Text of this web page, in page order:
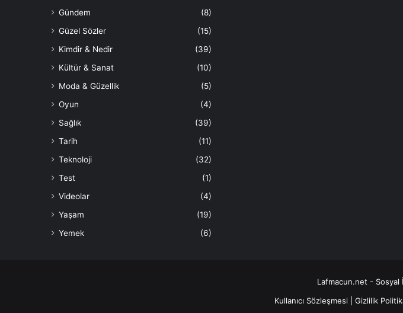
Gündem
(8)
Güzel Sözler
(15)
Kimdir & Nedir
(39)
Kültür & Sanat
(10)
Moda & Güzellik
(5)
Oyun
(4)
Sağlık
(39)
Tarih
(11)
Teknoloji
(32)
Test
(1)
Videolar
(4)
Yaşam
(19)
Yemek
(6)
Lafmacun.net - Sosyal
Kullanıcı Sözleşmesi| Gizlilik